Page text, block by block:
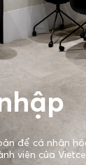
để cá nhân
viên của